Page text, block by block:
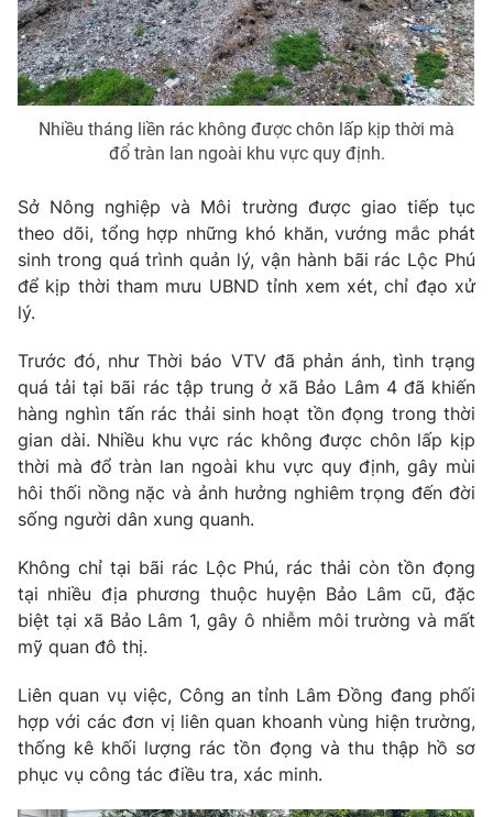
Nhiều tháng liền rác không được chôn lấp kịp thời mà
đổ tràn lan ngoài khu vực quy định.
Sở Nông nghiệp và Môi trường được giao tiếp tục
theo dõi, tổng hợp những khó khăn, vướng mắc phát
sinh trong quá trình quản lý, vận hành bãi rác Lộc Phú
để kịp thời tham mưu UBND tỉnh xem xét, chỉ đạo xử
lý.
Trước đó, như Thời báo VTV đã phản ánh, tình trạng
quá tải tại bãi rác tập trung ở xã Bảo Lâm 4 đã khiến
hàng nghìn tấn rác thải sinh hoạt tồn đọng trong thời
gian dài. Nhiều khu vực rác không được chôn lấp kịp
thời mà đổ tràn lan ngoài khu vực quy định, gây mùi
hôi thối nồng nặc và ảnh hưởng nghiêm trọng đến đời
sống người dân xung quanh.
Không chỉ tại bãi rác Lộc Phú, rác thải còn tồn đọng
tại nhiều địa phương thuộc huyện Bảo Lâm cũ, đặc
biệt tại xã Bảo Lâm 1, gây ô nhiễm môi trường và mất
mỹ quan đô thị.
Liên quan vụ việc, Công an tỉnh Lâm Đồng đang phối
hợp với các đơn vị liên quan khoanh vùng hiện trường,
thống kê khối lượng rác tồn đọng và thu thập hồ sơ
phục vụ công tác điều tra, xác minh.